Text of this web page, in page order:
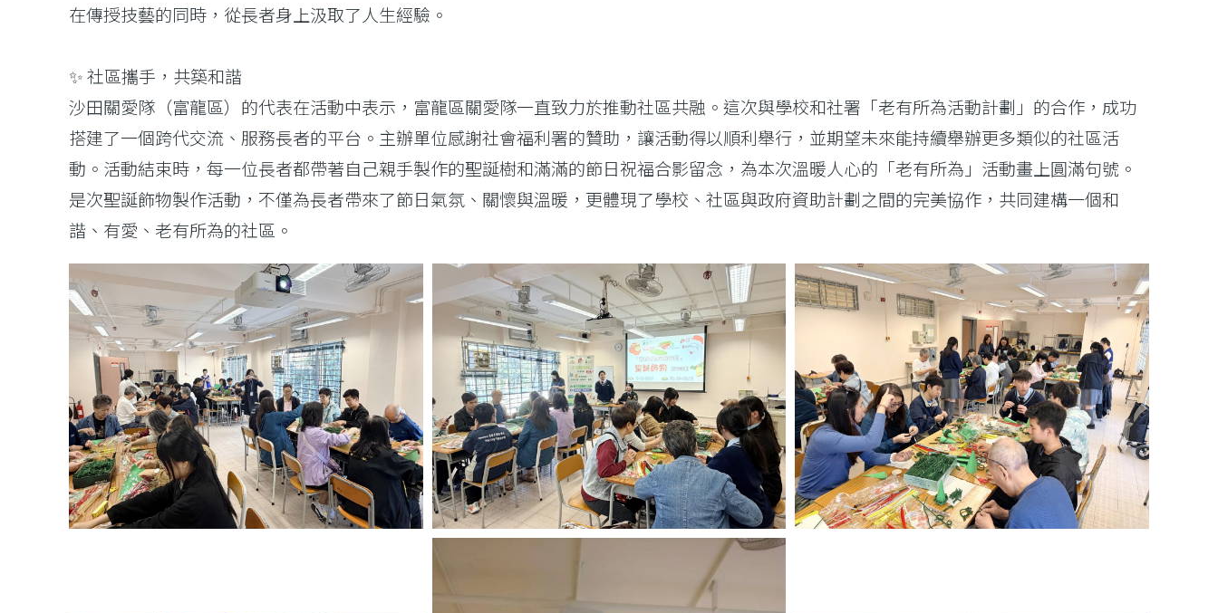
在傳授技藝的同時，從長者身上汲取了人生經驗。
✨ 社區攜手，共築和諧
沙田關愛隊（富龍區）的代表在活動中表示，富龍區關愛隊一直致力於推動社區共融。這次與學校和社署「老有所為活動計劃」的合作，成功
搭建了一個跨代交流、服務長者的平台。主辦單位感謝社會福利署的贊助，讓活動得以順利舉行，並期望未來能持續舉辦更多類似的社區活
動。活動結束時，每一位長者都帶著自己親手製作的聖誕樹和滿滿的節日祝福合影留念，為本次溫暖人心的「老有所為」活動畫上圓滿句號。
是次聖誕飾物製作活動，不僅為長者帶來了節日氣氛、關懷與溫暖，更體現了學校、社區與政府資助計劃之間的完美協作，共同建構一個和
諧、有愛、老有所為的社區。